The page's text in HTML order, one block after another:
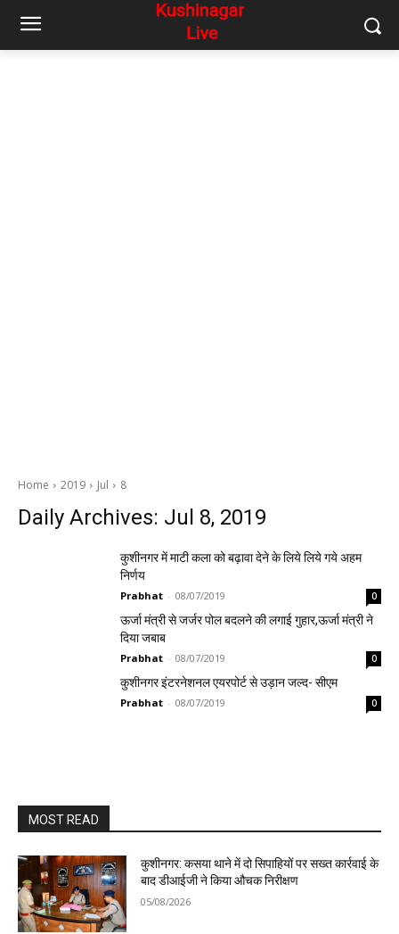
Home 2019 Jul 8
Daily Archives: Jul 8, 2019
कुशीनगर में माटी कला को बढ़ावा देने के लिये लिये गये अहम
निर्णय
Prabhat - 08/07/2019 0
ऊर्जा मंत्री से जर्जर पोल बदलने की लगाई गुहार,ऊर्जा मंत्री ने
दिया जबाब
Prabhat - 08/07/2019 0
कुशीनगर इंटरनेशनल एयरपोर्ट से उड़ान जल्द- सीएम
Prabhat - 08/07/2019 0
MOST READ
कुशीनगर: कसया थाने में दो सिपाहियों पर सख्त कार्रवाई के
बाद डीआईजी ने किया औचक निरीक्षण
05/08/2026